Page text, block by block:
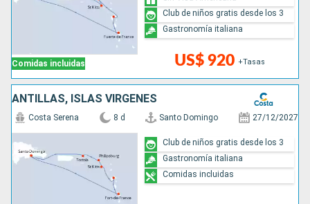
Comidas incluidas US$ 920 +Tasas
Club de niños gratis desde los 3
Gastronomía italiana
ANTILLAS, ISLAS VÍRGENES
Costa Serena 8 d Santo Domingo 27/12/2027
Club de niños gratis desde los 3
Gastronomía italiana
Comidas incluidas